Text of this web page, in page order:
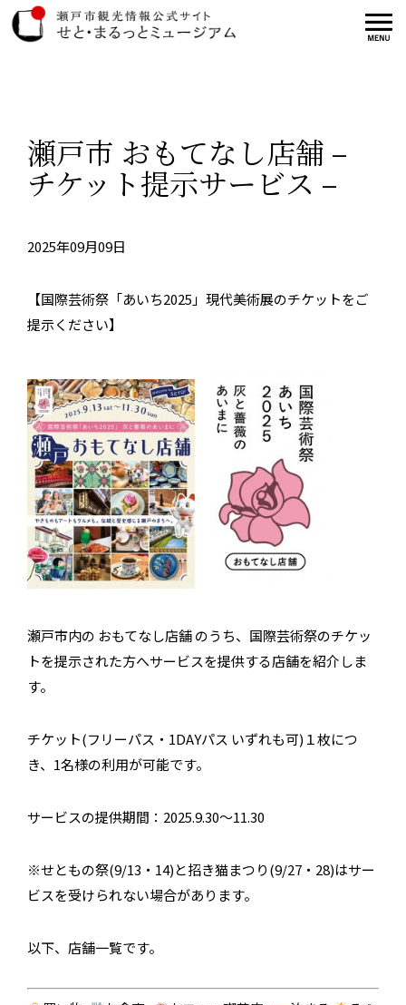
瀬戸市 おもてなし店舗 –
チケット提示サービス –
2025年09月09日
【国際芸術祭「あいち2025」現代美術展のチケットをご
提示ください】
瀬戸市内の おもてなし店舗 のうち、国際芸術祭のチケッ
トを提示された方へサービスを提供する店舗を紹介しま
す。
チケット(フリーパス・1DAYパス いずれも可)１枚につ
き、1名様の利用が可能です。
サービスの提供期間：2025.9.30～11.30
※せともの祭(9/13・14)と招き猫まつり(9/27・28)はサー
ビスを受けられない場合があります。
以下、店舗一覧です。